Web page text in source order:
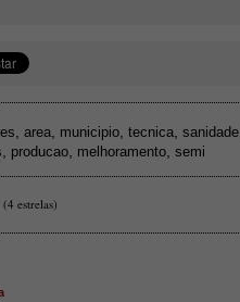
area municipio tecnica sanidade
producao melhoramento semi
(4 estrelas)